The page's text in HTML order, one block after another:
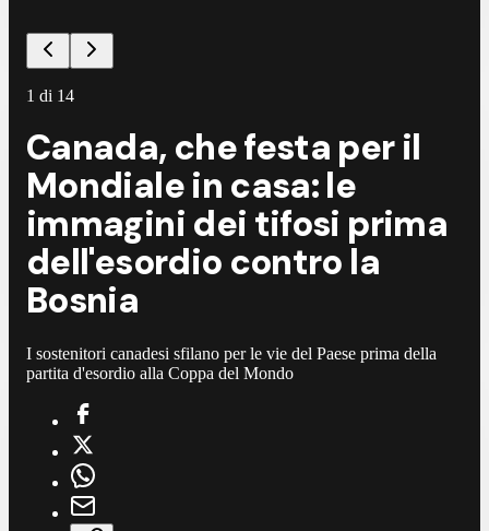
1 di 14
Canada, che festa per il
Mondiale in casa: le
immagini dei tifosi prima
dell'esordio contro la
Bosnia
I sostenitori canadesi sfilano per le vie del Paese prima della
partita d'esordio alla Coppa del Mondo